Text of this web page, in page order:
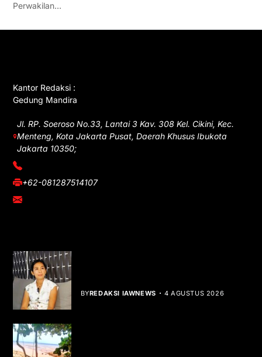
Perwakilan…
Kantor Redaksi :
Gedung Mandira
Jl. RP. Soeroso No.33, Lantai 3 Kav. 308 Kel. Cikini, Kec.
Menteng, Kota Jakarta Pusat, Daerah Khusus Ibukota
Jakarta 10350;
(021) 3908026
+62-081287514107
adm@iawnews.com
BYREDAKSI IAWNEWS 4 AGUSTUS 2026